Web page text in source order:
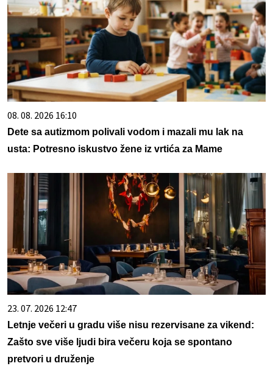
08. 08. 2026 16:10
Dete sa autizmom polivali vodom i mazali mu lak na
usta: Potresno iskustvo žene iz vrtića za Mame
23. 07. 2026 12:47
Letnje večeri u gradu više nisu rezervisane za vikend:
Zašto sve više ljudi bira večeru koja se spontano
pretvori u druženje